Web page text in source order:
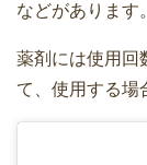
などがあります。
薬剤には使用回
て、使用する場